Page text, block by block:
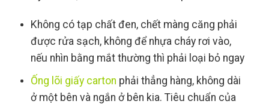
Không có tạp chất đen, chết màng căng phải
được rửa sạch, không để nhựa cháy rơi vào,
nếu nhìn bằng mắt thường thì phải loại bỏ ngay
Ống lõi giấy carton phải thẳng hàng, không dài
ở một bên và ngắn ở bên kia. Tiêu chuẩn của